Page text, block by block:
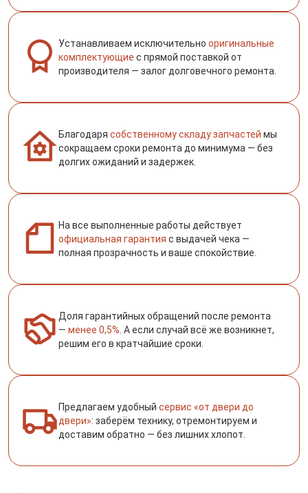
Устанавливаем исключительно оригинальные
комплектующие с прямой поставкой от
производителя — залог долговечного ремонта.
Благодаря собственному складу запчастей мы
сокращаем сроки ремонта до минимума — без
долгих ожиданий и задержек.
На все выполненные работы действует
официальная гарантия с выдачей чека —
полная прозрачность и ваше спокойствие.
Доля гарантийных обращений после ремонта
— менее 0,5%. А если случай всё же возникнет,
решим его в кратчайшие сроки.
Предлагаем удобный сервис «от двери до
двери»: заберём технику, отремонтируем и
доставим обратно — без лишних хлопот.